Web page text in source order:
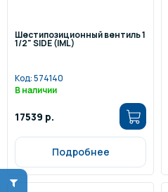
Шестипозиционный вентиль 1
1/2" SIDE (IML)
Код:574140
В наличии
17539 р.
Подробнее